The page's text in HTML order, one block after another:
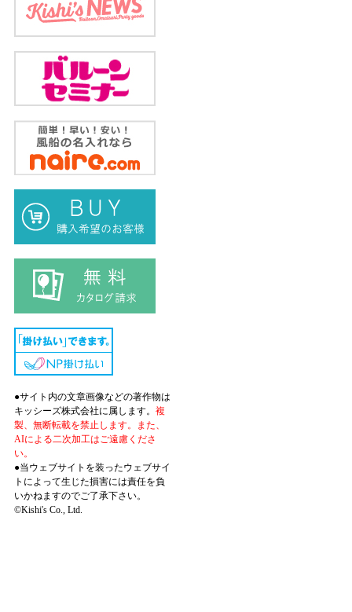
●サイト内の文章画像などの著作物は
キッシーズ株式会社に属します。 複
製、無断転載を禁止します。また、
AIによる二次加工はご遠慮くださ
い。
●当ウェブサイトを装ったウェブサイ
トによって生じた損害には責任を負
いかねますのでご了承下さい。
©Kishi's Co., Ltd.